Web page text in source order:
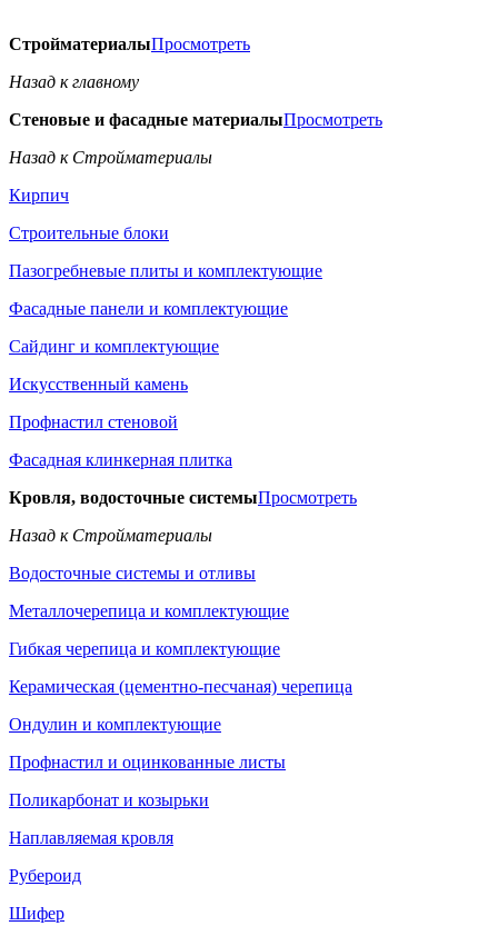
СтройматериалыПросмотреть
Назад к главному
Стеновые и фасадные материалыПросмотреть
Назад к Стройматериалы
Кирпич
Строительные блоки
Пазогребневые плиты и комплектующие
Фасадные панели и комплектующие
Сайдинг и комплектующие
Искусственный камень
Профнастил стеновой
Фасадная клинкерная плитка
Кровля, водосточные системыПросмотреть
Назад к Стройматериалы
Водосточные системы и отливы
Металлочерепица и комплектующие
Гибкая черепица и комплектующие
Керамическая (цементно-песчаная) черепица
Ондулин и комплектующие
Профнастил и оцинкованные листы
Поликарбонат и козырьки
Наплавляемая кровля
Рубероид
Шифер